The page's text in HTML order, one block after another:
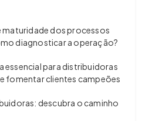
maturidade dos processos
diagnosticar a operação?
essencial para distribuidoras
fomentar clientes campeões
descubra o caminho